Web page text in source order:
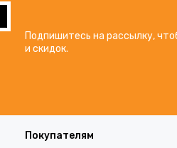
Подпишитесь на рассылку,
и скидок.
Покупателям